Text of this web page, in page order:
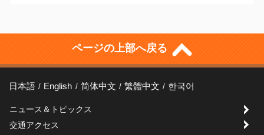
ページの上部へ戻る
日本語 English 简体中文 繁體中文 한국어
ニュース＆トピックス
交通アクセス